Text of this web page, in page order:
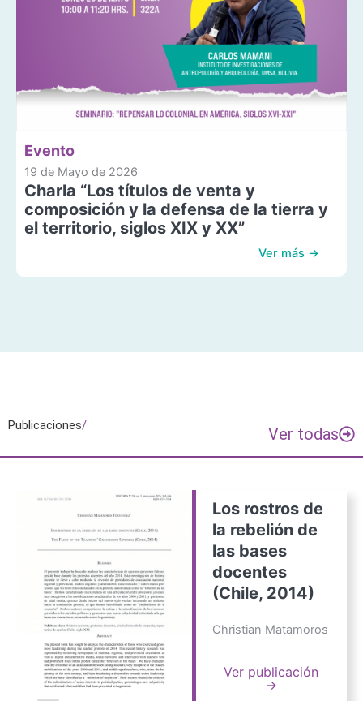
Evento
19 de Mayo de 2026
Charla “Los títulos de venta y
composición y la defensa de la tierra y
el territorio, siglos XIX y XX”
Ver más →
Publicaciones/ Ver todas
Los rostros de
la rebelión de
las bases
docentes
(Chile, 2014)
Christian Matamoros
Ver publicación
→